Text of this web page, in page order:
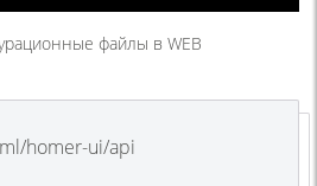
файлы в WEB
homer-ui/api